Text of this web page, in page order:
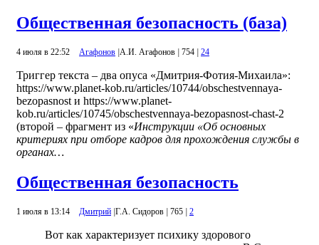
Общественная безопасность (база)
4 июля в 22:52 Агафонов А.И. Агафонов 754 24
Триггер текста – два опуса «Дмитрия-Фотия-Михаила»:
https://www.planet-kob.ru/articles/10744/obschestvennaya-
bezopasnost и https://www.planet-
kob.ru/articles/10745/obschestvennaya-bezopasnost-chast-2
(второй – фрагмент из «Инструкции «Об основных
критериях при отборе кадров для прохождения службы в
органах…
Общественная безопасность
1 июля в 13:14 Дмитрий Г.А. Сидоров 765 2
Вот как характеризует психику здорового